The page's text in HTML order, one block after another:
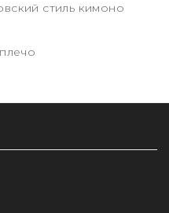
стиль кимоно